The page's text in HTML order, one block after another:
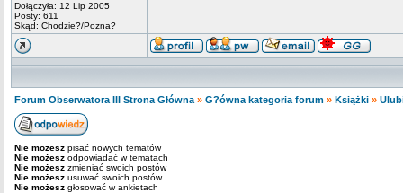
Dołączyła: 12 Lip 2005
Posty: 611
Skąd: Chodzie?/Pozna?
Forum Obserwatora III Strona Główna » G?ówna kategoria forum » Książki »
Nie możesz pisać nowych tematów
Nie możesz odpowiadać w tematach
Nie możesz zmieniać swoich postów
Nie możesz usuwać swoich postów
Nie możesz głosować w ankietach